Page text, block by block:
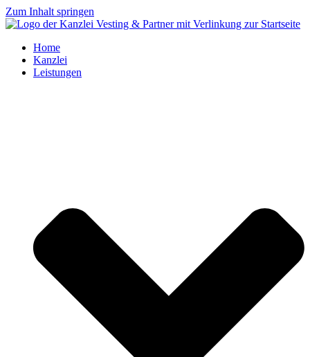
Zum Inhalt springen
Home
Kanzlei
Leistungen